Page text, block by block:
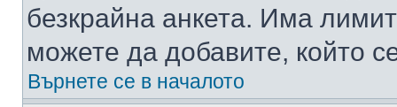
безкрайна анкета. Има
можете да добавите, който
Върнете се в началото